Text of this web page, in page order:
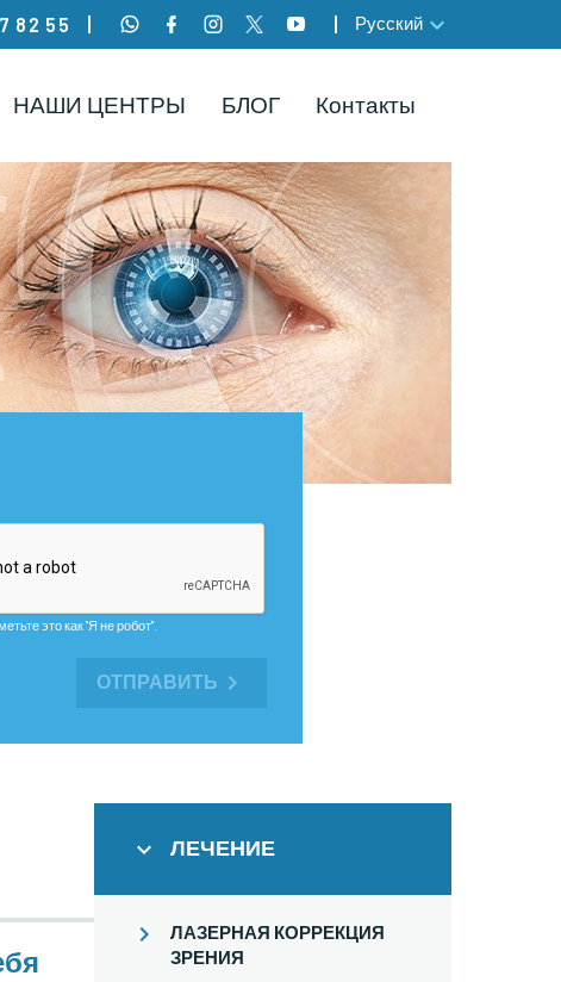
82 55 Русский
НАШИ ЦЕНТРЫ БЛОГ Контакты
это как "Я не робот".
ОТПРАВИТЬ
ЛЕЧЕНИЕ
ЛАЗЕРНАЯ КОРРЕКЦИЯ
ЗРЕНИЯ